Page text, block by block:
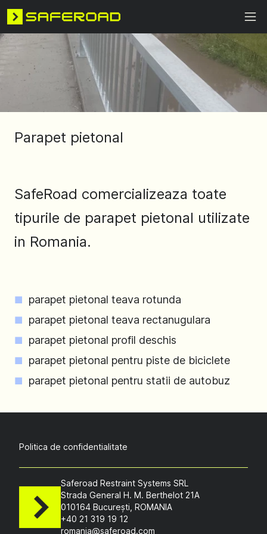
Parapet pietonal
SafeRoad comercializeaza toate
tipurile de parapet pietonal utilizate
in Romania.
parapet pietonal teava rotunda
parapet pietonal teava rectanugulara
parapet pietonal profil deschis
parapet pietonal pentru piste de biciclete
parapet pietonal pentru statii de autobuz
Politica de confidentialitate
Saferoad Restraint Systems SRL
Strada General H. M. Berthelot 21A
010164 București, ROMANIA
+40 21 319 19 12
romania@saferoad.com